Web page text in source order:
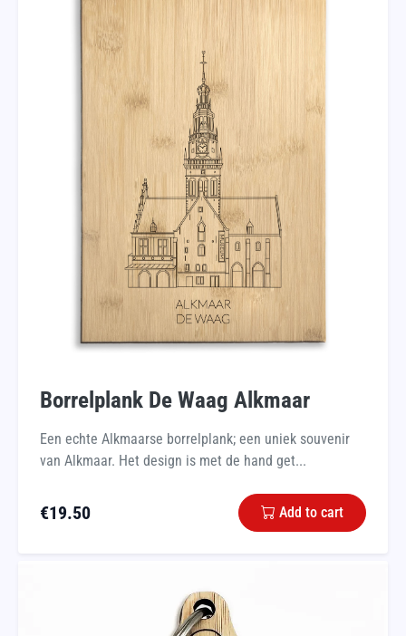
Borrelplank De Waag Alkmaar
Een echte Alkmaarse borrelplank; een uniek souvenir
van Alkmaar. Het design is met de hand get...
€19.50 Add to cart